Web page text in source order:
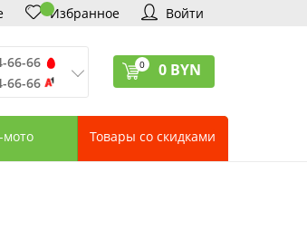
Избранное Войти
66-66
66-66
0 0 BYN
мото Товары со скидками